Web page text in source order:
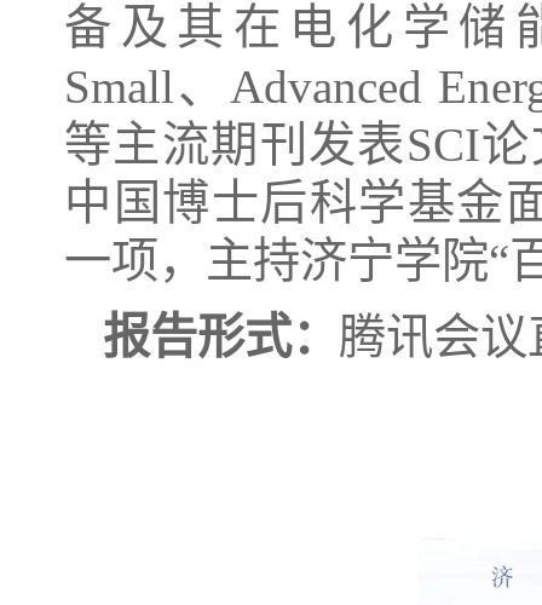
备 及其在电化学储
Small、 Advanced
等主流期刊发表SCI论
中国博士后科学基金
一项 ，主持济宁学院“
报告形式： 腾讯会